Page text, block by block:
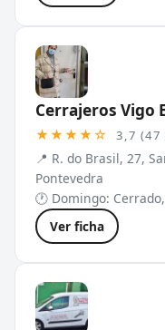
Cerrajeros Vigo
★★★★☆ 3,7 (47
📍 R. do Brasil, 27,
Pontevedra
🕐 Domingo:
Ver ficha